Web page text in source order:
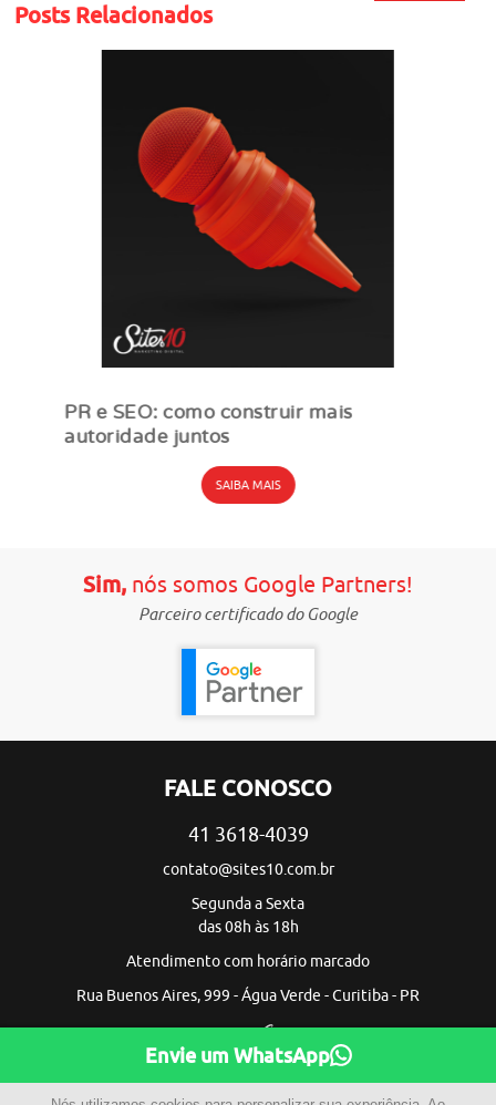
Posts Relacionados
PR e SEO: como construir mais
autoridade juntos
SAIBA MAIS
Sim,nós somos Google Partners!
Parceiro certificado do Google
FALE CONOSCO
41 3618-4039
contato@sites10.com.br
Segunda a Sexta
das 08h às 18h
Atendimento com horário marcado
Rua Buenos Aires, 999 - Água Verde - Curitiba - PR
Envie um WhatsApp